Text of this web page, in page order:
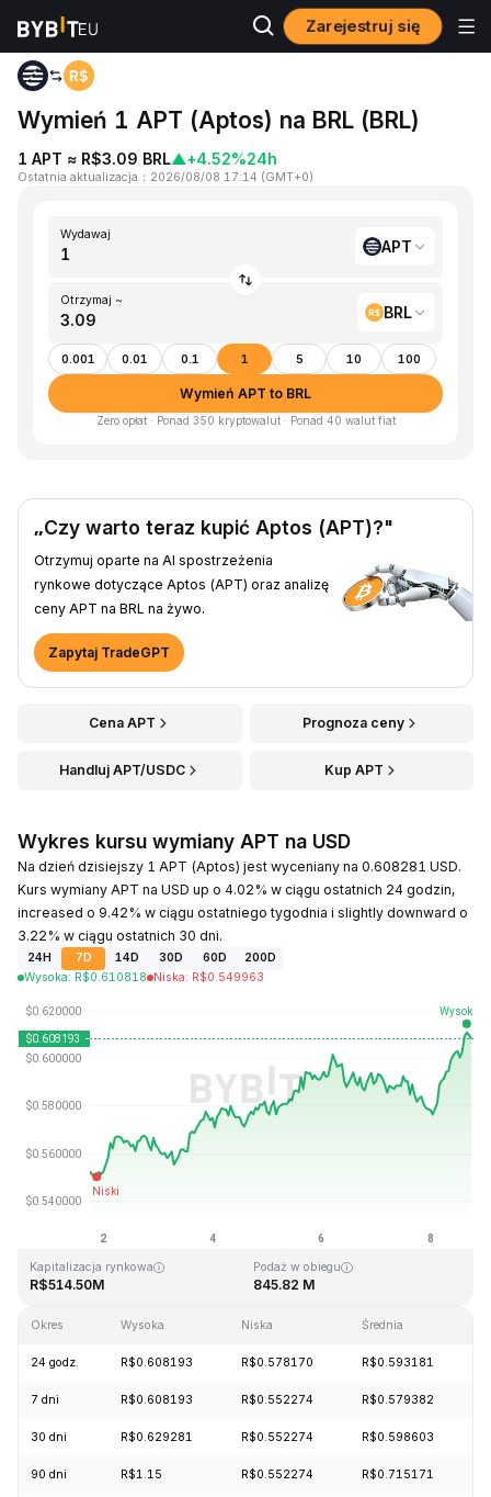
Zarejestruj się
Strona główna
Wymień 1 APT (Aptos) na BRL (BRL)
1 APT ≈ R$3.09 BRL▲+4.52%24h
Ostatnia aktualizacja ： 2026/08/08 17:14 (GMT+0)
Wydawaj
APT
Otrzymaj ~
BRL
0.001 0.01 0.1 1 5 10 100
Wymień APT to BRL
Zero opłat · Ponad 350 kryptowalut · Ponad 40 walut fiat
„Czy warto teraz kupić Aptos (APT)?"
Otrzymuj oparte na AI spostrzeżenia
rynkowe dotyczące Aptos (APT) oraz analizę
ceny APT na BRL na żywo.
Zapytaj TradeGPT
Cena APT Prognoza ceny
Handluj APT/USDC Kup APT
Wykres kursu wymiany APT na USD
Na dzień dzisiejszy 1 APT (Aptos) jest wyceniany na 0.608281 USD.
Kurs wymiany APT na USD up o 4.02% w ciągu ostatnich 24 godzin,
increased o 9.42% w ciągu ostatniego tygodnia i slightly downward o
3.22% w ciągu ostatnich 30 dni.
24H 7D 14D 30D 60D
200D
Wysoka: R$0.610818 Niska: R$0.549963
Ostatnia aktualizacja strony: 2026-08-08, 17:14 GMT+0
R$0.545459
Kapitalizacja rynkowa
R$514.50M
Podaż w obiegu
845.82 M
Okres Wysoka Niska Średnia
24 godz. R$0.608193 R$0.578170 R$0.593181
7 dni R$0.608193 R$0.552274 R$0.579382
30 dni R$0.629281 R$0.552274 R$0.598603
90 dni R$1.15 R$0.552274 R$0.715171